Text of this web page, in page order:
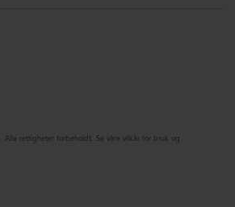
. Alle rettigheter forbeholdt. Se våre vilkår for bruk og